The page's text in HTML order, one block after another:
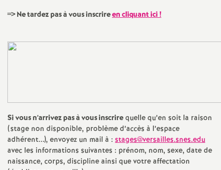
n
i
g
n
=> Ne tardez pas à vous inscrireen cliquant ici!
Si vous n’arrivez pas à vous inscrirequelle qu’en soit la raison
(stage non disponible, problème d’accès à l’espace
adhérent...), envoyez un mail à : stages@versailles.snes.edu
avec les informations suivantes : prénom, nom, sexe, date de
naissance, corps, discipline ainsi que votre affectation